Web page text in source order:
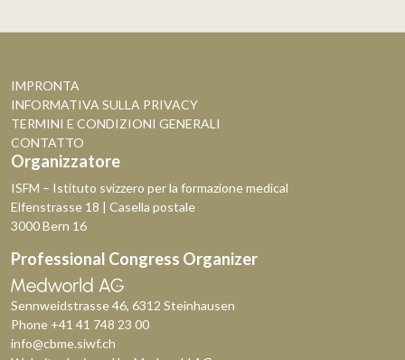
IMPRONTA
INFORMATIVA SULLA PRIVACY
TERMINI E CONDIZIONI GENERALI
CONTATTO
Organizzatore
ISFM – Istituto svizzero per la formazione medical
Elfenstrasse 18 | Casella postale
3000 Bern 16
Professional Congress Organizer
Sennweidstrasse 46, 6312 Steinhausen
Phone +41 41 748 23 00
info@cbme.siwf.ch